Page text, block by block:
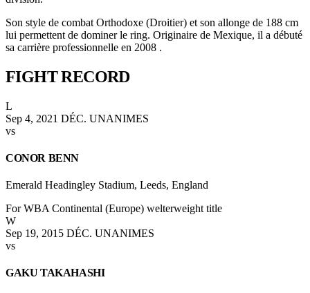
Son style de combat Orthodoxe (Droitier) et son allonge de 188 cm
lui permettent de dominer le ring. Originaire de Mexique, il a débuté
sa carrière professionnelle en 2008 .
FIGHTRECORD
L
Sep 4, 2021 DÉC. UNANIMES
vs
CONOR BENN
Emerald Headingley Stadium, Leeds, England
For WBA Continental (Europe) welterweight title
W
Sep 19, 2015 DÉC. UNANIMES
vs
GAKU TAKAHASHI